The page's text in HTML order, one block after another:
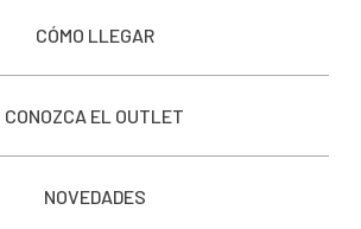
CÓMO LLEGAR
CONOZCA EL OUTLET
NOVEDADES